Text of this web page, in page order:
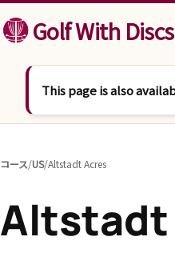
コンテンツへスキップ
Golf With Discs
This page is also
コース/US/Altstadt Acres
Altstadt